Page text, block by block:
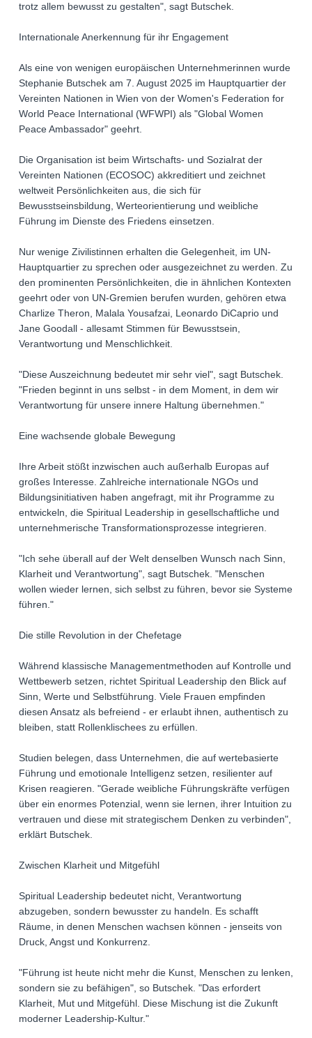
trotz allem bewusst zu gestalten", sagt Butschek.
Internationale Anerkennung für ihr Engagement
Als eine von wenigen europäischen Unternehmerinnen wurde
Stephanie Butschek am 7. August 2025 im Hauptquartier der
Vereinten Nationen in Wien von der Women's Federation for
World Peace International (WFWPI) als "Global Women
Peace Ambassador" geehrt.
Die Organisation ist beim Wirtschafts- und Sozialrat der
Vereinten Nationen (ECOSOC) akkreditiert und zeichnet
weltweit Persönlichkeiten aus, die sich für
Bewusstseinsbildung, Werteorientierung und weibliche
Führung im Dienste des Friedens einsetzen.
Nur wenige Zivilistinnen erhalten die Gelegenheit, im UN-
Hauptquartier zu sprechen oder ausgezeichnet zu werden. Zu
den prominenten Persönlichkeiten, die in ähnlichen Kontexten
geehrt oder von UN-Gremien berufen wurden, gehören etwa
Charlize Theron, Malala Yousafzai, Leonardo DiCaprio und
Jane Goodall - allesamt Stimmen für Bewusstsein,
Verantwortung und Menschlichkeit.
"Diese Auszeichnung bedeutet mir sehr viel", sagt Butschek.
"Frieden beginnt in uns selbst - in dem Moment, in dem wir
Verantwortung für unsere innere Haltung übernehmen."
Eine wachsende globale Bewegung
Ihre Arbeit stößt inzwischen auch außerhalb Europas auf
großes Interesse. Zahlreiche internationale NGOs und
Bildungsinitiativen haben angefragt, mit ihr Programme zu
entwickeln, die Spiritual Leadership in gesellschaftliche und
unternehmerische Transformationsprozesse integrieren.
"Ich sehe überall auf der Welt denselben Wunsch nach Sinn,
Klarheit und Verantwortung", sagt Butschek. "Menschen
wollen wieder lernen, sich selbst zu führen, bevor sie Systeme
führen."
Die stille Revolution in der Chefetage
Während klassische Managementmethoden auf Kontrolle und
Wettbewerb setzen, richtet Spiritual Leadership den Blick auf
Sinn, Werte und Selbstführung. Viele Frauen empfinden
diesen Ansatz als befreiend - er erlaubt ihnen, authentisch zu
bleiben, statt Rollenklischees zu erfüllen.
Studien belegen, dass Unternehmen, die auf wertebasierte
Führung und emotionale Intelligenz setzen, resilienter auf
Krisen reagieren. "Gerade weibliche Führungskräfte verfügen
über ein enormes Potenzial, wenn sie lernen, ihrer Intuition zu
vertrauen und diese mit strategischem Denken zu verbinden",
erklärt Butschek.
Zwischen Klarheit und Mitgefühl
Spiritual Leadership bedeutet nicht, Verantwortung
abzugeben, sondern bewusster zu handeln. Es schafft
Räume, in denen Menschen wachsen können - jenseits von
Druck, Angst und Konkurrenz.
"Führung ist heute nicht mehr die Kunst, Menschen zu lenken,
sondern sie zu befähigen", so Butschek. "Das erfordert
Klarheit, Mut und Mitgefühl. Diese Mischung ist die Zukunft
moderner Leadership-Kultur."